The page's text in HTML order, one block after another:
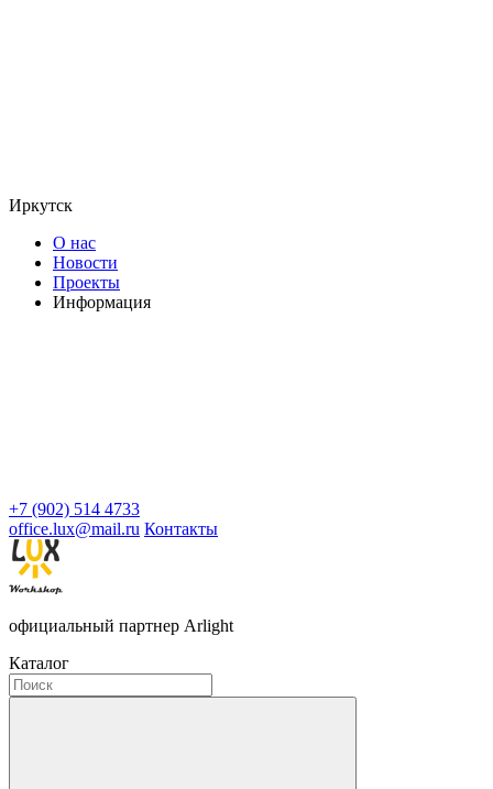
Иркутск
О нас
Новости
Проекты
Информация
+7 (902) 514 4733
office.lux@mail.ru Контакты
официальный партнер Arlight
Каталог